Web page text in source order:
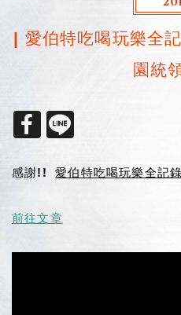
| 愛伯特吃喝玩樂全
園統
感謝!!愛伯特吃喝玩樂全記
前往文章